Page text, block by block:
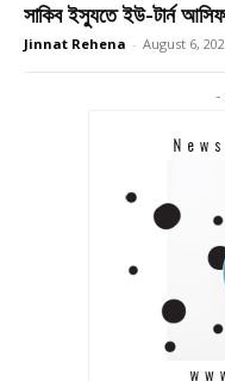
সাকিব ইস্যুতে ইউ-টার্ন
Jinnat Rehena - August 6,
-